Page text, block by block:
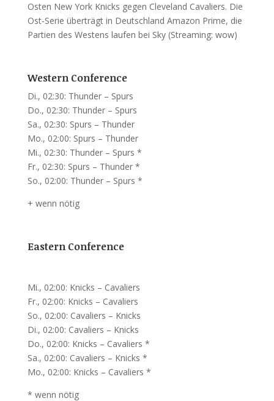
Osten New York Knicks gegen Cleveland Cavaliers. Die
Ost-Serie überträgt in Deutschland Amazon Prime, die
Partien des Westens laufen bei Sky (Streaming: wow)
Western Conference
Di., 02:30: Thunder – Spurs
Do., 02:30: Thunder – Spurs
Sa., 02:30: Spurs – Thunder
Mo., 02:00: Spurs – Thunder
Mi., 02:30: Thunder – Spurs *
Fr., 02:30: Spurs – Thunder *
So., 02:00: Thunder – Spurs *
+ wenn nötig
Eastern Conference
Mi., 02:00: Knicks – Cavaliers
Fr., 02:00: Knicks – Cavaliers
So., 02:00: Cavaliers – Knicks
Di., 02:00: Cavaliers – Knicks
Do., 02:00: Knicks – Cavaliers *
Sa., 02:00: Cavaliers – Knicks *
Mo., 02:00: Knicks – Cavaliers *
* wenn nötig